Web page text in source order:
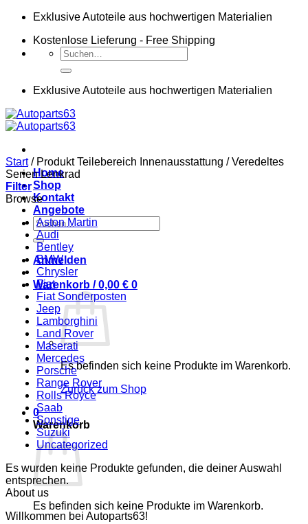
Zum
springen
Exklusive Autoteile aus hochwertigen Materialien
Kostenlose Lieferung - Free Shipping
Suchen
nach:
Exklusive Autoteile aus hochwertigen Materialien
Home
Shop
Kontakt
Angebote
Suchen
nach:
Anmelden
Warenkorb /0,00 € 0
Es befinden sich keine Produkte im Warenkorb.
Zurück zum Shop
0
Warenkorb
Es befinden sich keine Produkte im Warenkorb.
Start /Produkt Teilebereich Innenausstattung /Veredeltes
Serien Lenkrad
Filter
Browse
Aston Martin
Audi
Bentley
BMW
Chrysler
Fiat
Fiat Sonderposten
Jeep
Lamborghini
Land Rover
Maserati
Mercedes
Porsche
Range Rover
Rolls Royce
Saab
Sonstige
Suzuki
Uncategorized
Es wurden keine Produkte gefunden, die deiner Auswahl
entsprechen.
About us
Willkommen bei Autoparts63!